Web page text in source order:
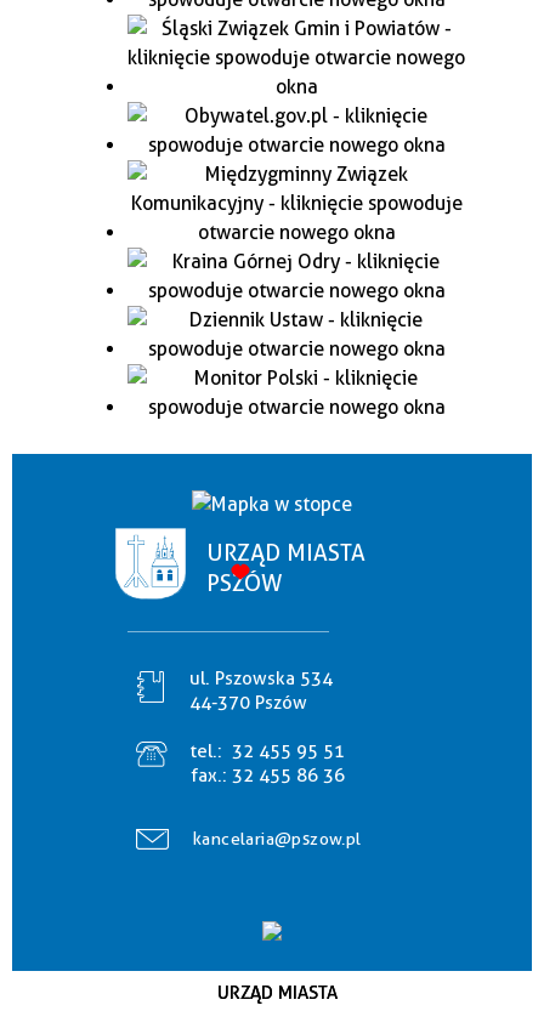
URZĄD MIASTA
PSZÓW
ul. Pszowska 534
44-370 Pszów
tel.: 32 455 95 51
fax.: 32 455 86 36
kancelaria@pszow.pl
URZĄD MIASTA